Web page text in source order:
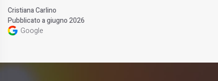
Cristiana Carlino
Pubblicato a giugno 2026
Google